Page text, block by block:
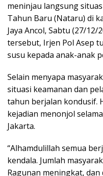
meninjau langsung
Tahun Baru (Nataru) di
Jaya Ancol, Sabtu (27/
tersebut, Irjen Pol Asep
susu kepada anak-anak
Selain menyapa
situasi keamanan dan
tahun berjalan kondusif.
kejadian menonjol
Jakarta.
“Alhamdulillah semua
kendala. Jumlah
Ragunan meningkat, dan